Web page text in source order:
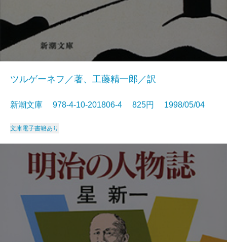
ツルゲーネフ／著、工藤精一郎／訳
新潮文庫 978-4-10-201806-4 825円 1998/05/04
文庫電子書籍あり